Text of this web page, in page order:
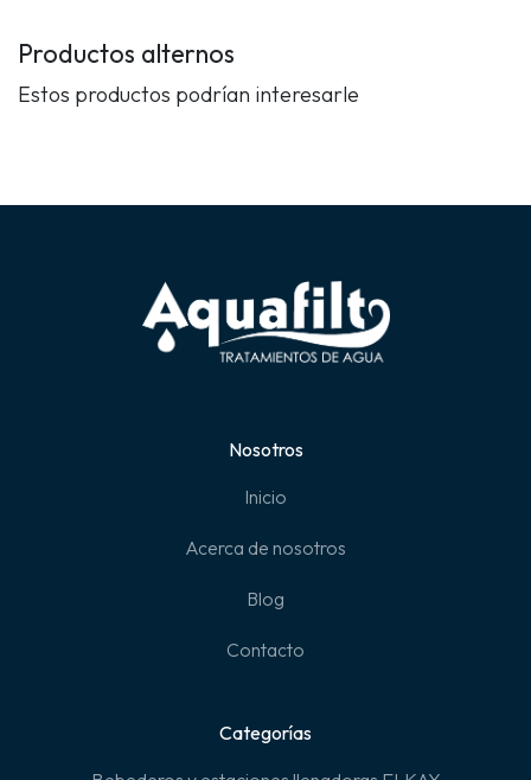
Productos alternos
Estos productos podrían interesarle
Nosotros
Inicio
Acerca de nosotros
Blog
Contacto
Categorías